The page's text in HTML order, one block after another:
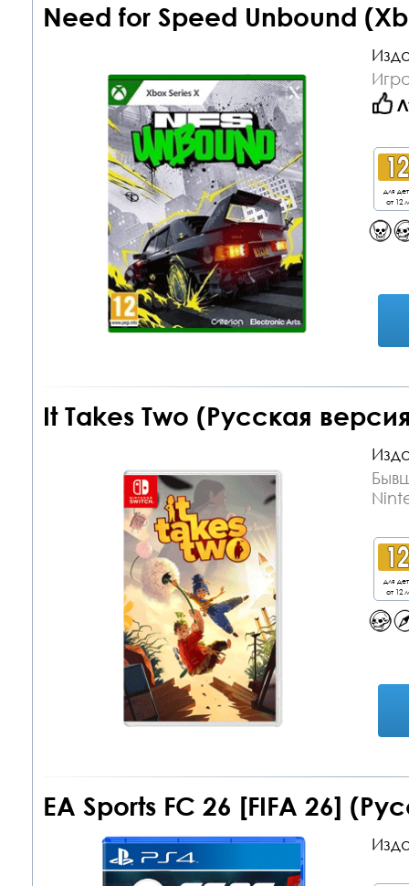
Need for Speed Unbound
для
от 12
It Takes Two (Русская
для
от 12
EA Sports FC 26 [FIFA 26]